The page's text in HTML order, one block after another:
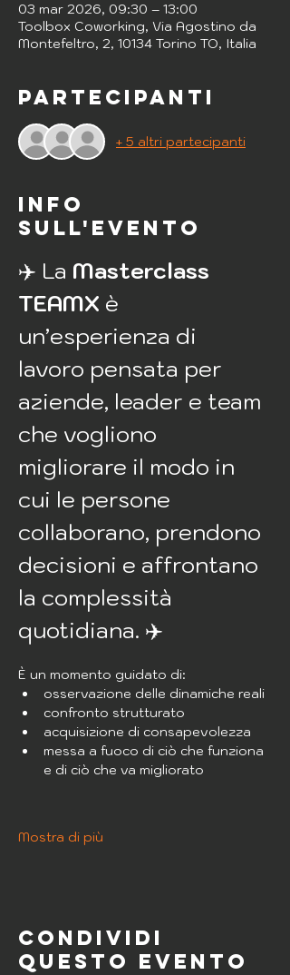
03 mar 2026, 09:30 – 13:00
Toolbox Coworking, Via Agostino da
Montefeltro, 2, 10134 Torino TO, Italia
Partecipanti
+ 5 altri partecipanti
Info
sull'evento
✈️ La Masterclass
TEAMX è
un’esperienza di
lavoro pensata per
aziende, leader e team
che vogliono
migliorare il modo in
cui le persone
collaborano, prendono
decisioni e affrontano
la complessità
quotidiana. ✈️
È un momento guidato di:
osservazione delle dinamiche reali
confronto strutturato
acquisizione di consapevolezza
messa a fuoco di ciò che funziona
e di ciò che va migliorato
Mostra di più
Condividi
questo evento